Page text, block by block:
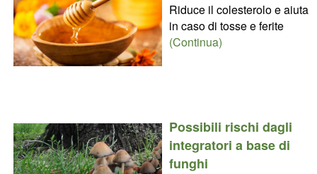
Riduce il colesterolo e aiuta
in caso di tosse e ferite
(Continua)
Possibili rischi dagli
integratori a base di
funghi